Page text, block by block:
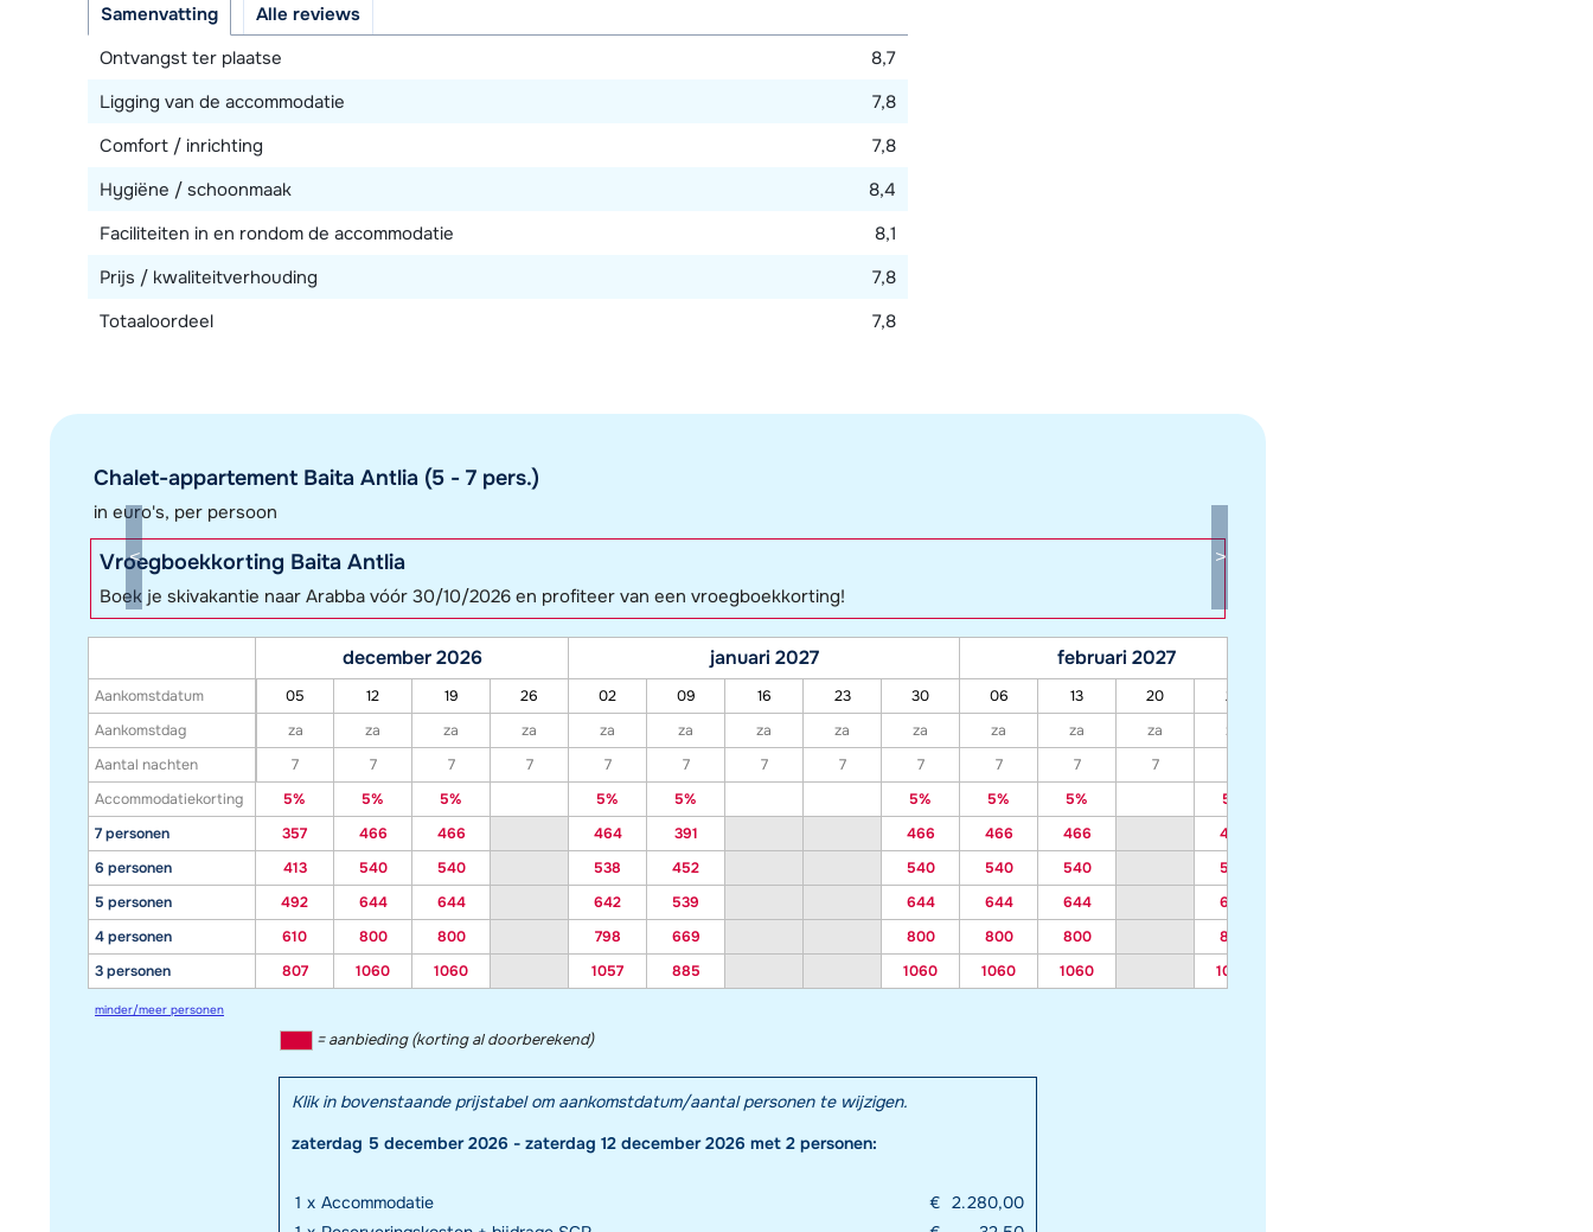
Samenvatting
Alle reviews
Ontvangst ter plaatse
8,7
Ligging van de accommodatie
7,8
Comfort / inrichting
7,8
Hygiëne / schoonmaak
8,4
Faciliteiten in en rondom de accommodatie
8,1
Prijs / kwaliteitverhouding
7,8
Totaaloordeel
7,8
Chalet-appartement Baita Antlia (5 - 7 pers.)
in euro's, per persoon
Vroegboekkorting Baita Antlia
Boek je skivakantie naar Arabba vóór 30/10/2026 en profiteer van een vroegboekkorting!
Aankomstdatum
Aankomstdag
Aantal nachten
Accommodatiekorting
7 personen
6 personen
5 personen
4 personen
3 personen
december 2026 januari 2027 februari 2027
05 12 19 26 02 09 16 23 30 06 13 20 27
za
za za za za za za za za za za za za
7
7 7 7 7 7 7 7 7 7 7 7
5%
5% 5% 5% 5% 5% 5% 5% 5%
357
466 466 464 391 466 466 466 466
413
540 540 538 452 540 540 540 540
492
644 644 642 539 644 644 644 644
610
800 800 798 669 800 800 800 800
807
1060 1060 1057 885 1060 1060 1060 1060
minder/meer personen
= aanbieding (korting al doorberekend)
Klik in bovenstaande prijstabel om aankomstdatum/aantal personen te wijzigen.
zaterdag 5 december 2026 - zaterdag 12 december 2026 met 2 personen:
1 x Accommodatie € 2.280,00